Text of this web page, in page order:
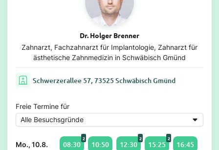
Dr. Holger Brenner
Zahnarzt, Fachzahnarzt für Implantologie, Zahnarzt für
ästhetische Zahnmedizin in Schwäbisch Gmünd
Schwerzerallee 57, 73525 Schwäbisch Gmünd
Freie Termine für
Mo., 10.8. 08:30
2
10:50 12:30
2
15:25
2
16:45